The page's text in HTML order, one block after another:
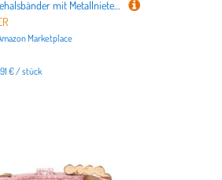
Große Hundehalsbänder mit Metallnieten, Traktionsleine, Anti-Brech-Halsgurt, Luxus-Hundehalsband aus Leder, Coole Spikes, Metallnieten für Haustiere
Marketplace
€ / stück